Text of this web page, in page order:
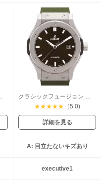
チタニウム
クラシックフュージョン チタニウム
★★★★★ （5.0)
詳細を見る
A: 目立たないキズあり
executive1